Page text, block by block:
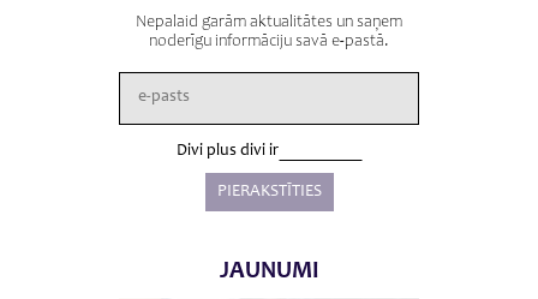
Nepalaid garām aktualitātes un saņem
noderīgu informāciju savā e-pastā.
Divi plus divi ir
JAUNUMI